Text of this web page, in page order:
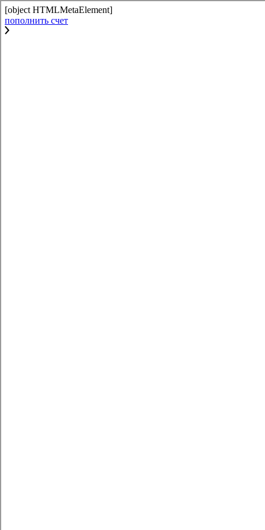
[object HTMLMetaElement]
пополнить счет